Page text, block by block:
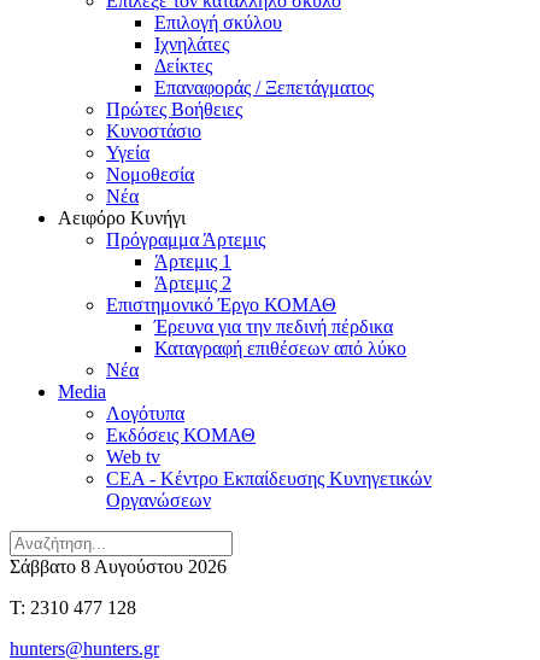
Επιλογή σκύλου
Ιχνηλάτες
Δείκτες
Επαναφοράς / Ξεπετάγματος
Πρώτες Βοήθειες
Κυνοστάσιο
Υγεία
Νομοθεσία
Νέα
Αειφόρο Κυνήγι
Πρόγραμμα Άρτεμις
Άρτεμις 1
Άρτεμις 2
Επιστημονικό Έργο ΚΟΜΑΘ
Έρευνα για την πεδινή πέρδικα
Καταγραφή επιθέσεων από λύκο
Νέα
Media
Λογότυπα
Εκδόσεις ΚΟΜΑΘ
Web tv
CEA - Κέντρο Εκπαίδευσης Κυνηγετικών
Οργανώσεων
Σάββατο 8 Αυγούστου 2026
T: 2310 477 128
hunters@hunters.gr